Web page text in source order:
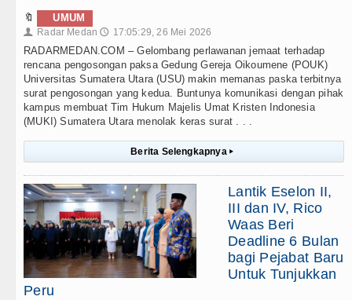
🔖 UMUM
👤 Radar Medan 🕔 17:05:29, 26 Mei 2026
RADARMEDAN.COM – Gelombang perlawanan jemaat terhadap
rencana pengosongan paksa Gedung Gereja Oikoumene (POUK)
Universitas Sumatera Utara (USU) makin memanas paska terbitnya
surat pengosongan yang kedua. Buntunya komunikasi dengan pihak
kampus membuat Tim Hukum Majelis Umat Kristen Indonesia
(MUKI) Sumatera Utara menolak keras surat . . .
Berita Selengkapnya ▸
Lantik Eselon II,
III dan IV, Rico
Waas Beri
Deadline 6 Bulan
bagi Pejabat Baru
Untuk Tunjukkan
Peru